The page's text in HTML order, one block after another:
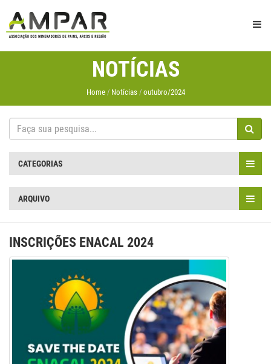
NOTÍCIAS
Home Notícias outubro/2024
CATEGORIAS
ARQUIVO
INSCRIÇÕES ENACAL 2024